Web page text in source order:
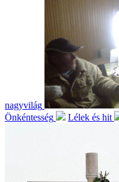
nagyvilág
Önkéntesség
Lélek és hit